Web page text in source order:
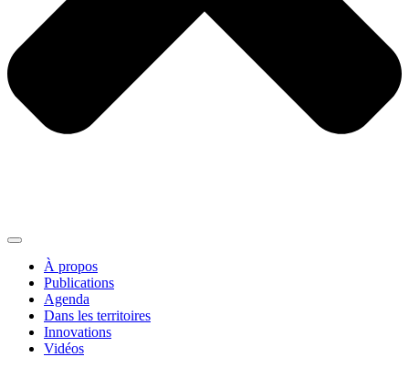
À propos
Publications
Agenda
Dans les territoires
Innovations
Vidéos